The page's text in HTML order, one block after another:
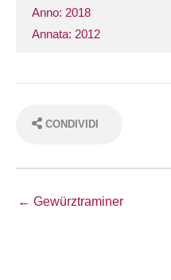
Anno: 2018
Annata: 2012
CONDIVIDI
← Gewürztraminer